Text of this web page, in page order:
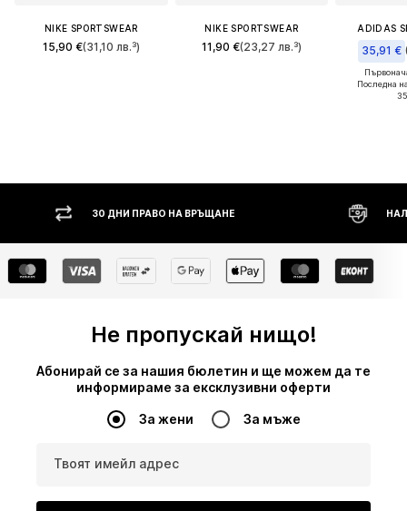
NIKE SPORTSWEAR
15,90 €(31,10 лв.³)
NIKE SPORTSWEAR
11,90 €(23,27 лв.³)
ADIDAS
35,91 €
Последна
30 ДНИ ПРАВО НА ВРЪЩАНЕ
Не пропускай нищо!
Абонирай се за нашия бюлетин и ще можем да те
информираме за ексклузивни оферти
За жени За мъже
Твоят имейл адрес